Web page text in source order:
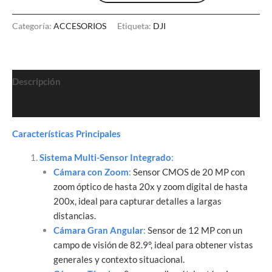
cantidad
Categoría: ACCESORIOS Etiqueta: DJI
Descripción
Características Principales
Sistema Multi-Sensor Integrado:
Cámara con Zoom: Sensor CMOS de 20 MP con
zoom óptico de hasta 20x y zoom digital de hasta
200x, ideal para capturar detalles a largas
distancias.
Cámara Gran Angular: Sensor de 12 MP con un
campo de visión de 82.9°, ideal para obtener vistas
generales y contexto situacional.